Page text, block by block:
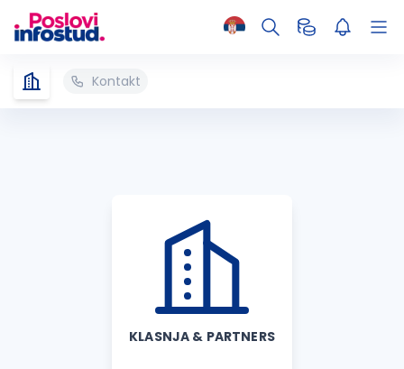
Kontakt
KLASNJA & PARTNERS